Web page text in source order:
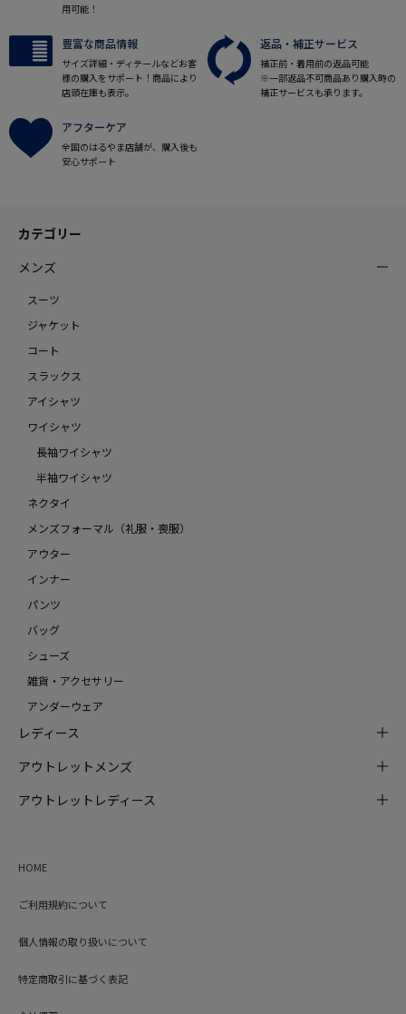
用可能！
豊富な商品情報
サイズ詳細・ディテールなどお客
様の購入をサポート！商品により
店頭在庫も表示。
返品・補正サービス
補正前・着用前の返品可能
※一部返品不可商品あり購入時の
補正サービスも承ります。
アフターケア
全国のはるやま店舗が、購入後も
安心サポート
カテゴリー
メンズ
スーツ
ジャケット
コート
スラックス
アイシャツ
ワイシャツ
長袖ワイシャツ
半袖ワイシャツ
ネクタイ
メンズフォーマル（礼服・喪服）
アウター
インナー
パンツ
バッグ
シューズ
雑貨・アクセサリー
アンダーウェア
レディース
アウトレットメンズ
アウトレットレディース
HOME
ご利用規約について
個人情報の取り扱いについて
特定商取引に基づく表記